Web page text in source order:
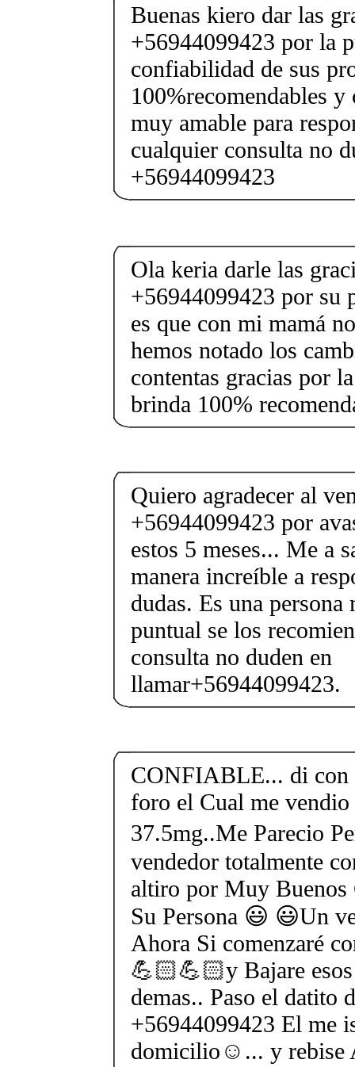
Buenas kiero dar las
+56944099423 por la
confiabilidad de sus
100%recomendables
muy amable para
cualquier consulta no
+56944099423
Ola keria darle las
+56944099423 por su
es que con mi mamá
hemos notado los
contentas gracias por
brinda 100%
Quiero agradecer al
+56944099423 por
estos 5 meses... Me a
manera increíble a
dudas. Es una
puntual se los
consulta no duden en
llamar+56944099423.
CONFIABLE... di con
foro el Cual me vendio
37.5mg..Me Parecio
vendedor totalmente
altiro por Muy Buenos
Su Persona 😃 😃Un
Ahora Si comenzaré
💪🏻💪🏻y Bajare
demas.. Paso el datito
+56944099423 El me
domicilio☺... y rebise